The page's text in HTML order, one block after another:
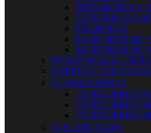
HERVIDORES Y
CAFETERAS Y
FREIDORAS
BATIDORAS DE
BATIDORAS DE
PEQUEÑO
CARROS Y BOLSAS
 TENDEDEROS
TENDEDEROS
TENDEDEROS
TENDEDEROS
 PLANCHADO